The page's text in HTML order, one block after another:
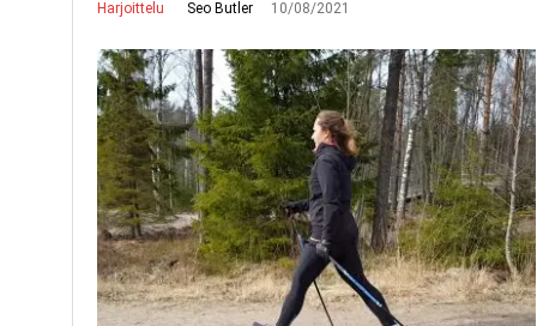
Harjoittelu Seo Butler 10/08/2021